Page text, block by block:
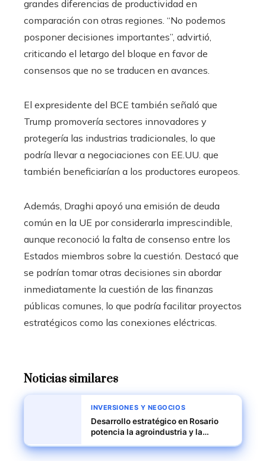
grandes diferencias de productividad en
comparación con otras regiones. “No podemos
posponer decisiones importantes”, advirtió,
criticando el letargo del bloque en favor de
consensos que no se traducen en avances.
El expresidente del BCE también señaló que
Trump promovería sectores innovadores y
protegería las industrias tradicionales, lo que
podría llevar a negociaciones con EE.UU. que
también beneficiarían a los productores europeos.
Además, Draghi apoyó una emisión de deuda
común en la UE por considerarla imprescindible,
aunque reconoció la falta de consenso entre los
Estados miembros sobre la cuestión. Destacó que
se podrían tomar otras decisiones sin abordar
inmediatamente la cuestión de las finanzas
públicas comunes, lo que podría facilitar proyectos
estratégicos como las conexiones eléctricas.
Noticias similares
INVERSIONES Y NEGOCIOS
Desarrollo estratégico en Rosario
potencia la agroindustria y la